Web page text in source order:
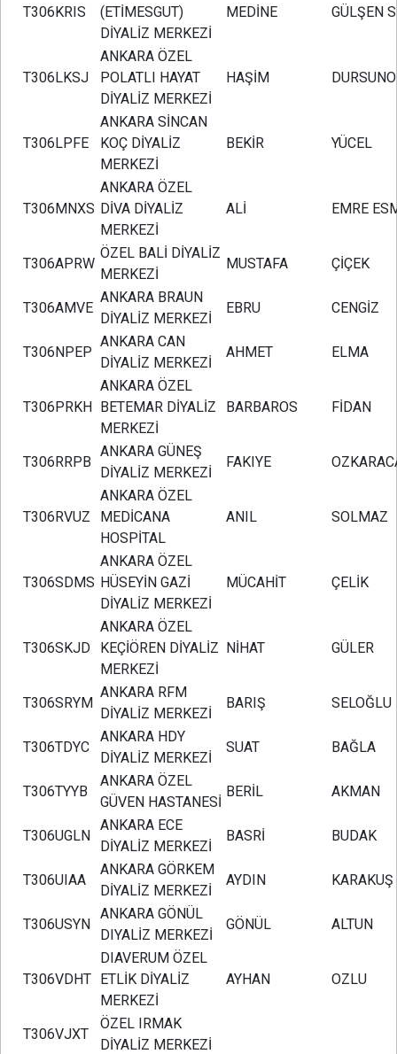
T306KRIS
(ETİMESGUT)
DİYALİZ MERKEZİ
MEDİNE GÜLŞEN
T306LKSJ
ANKARA ÖZEL
POLATLI HAYAT
DİYALİZ MERKEZİ
HAŞİM
T306LPFE
ANKARA SİNCAN
KOÇ DİYALİZ
MERKEZİ
BEKİR YÜCEL
T306MNXS
ANKARA ÖZEL
DİVA DİYALİZ
MERKEZİ
ALİ EMRE
T306APRW
ÖZEL BALİ DİYALİZ
MERKEZİ
MUSTAFA ÇİÇEK
T306AMVE
ANKARA BRAUN
DİYALİZ MERKEZİ
EBRU CENGİZ
T306NPEP
ANKARA CAN
DİYALİZ MERKEZİ
AHMET ELMA
T306PRKH
ANKARA ÖZEL
BETEMAR DİYALİZ
MERKEZİ
BARBAROS FİDAN
T306RRPB
ANKARA GÜNEŞ
DİYALİZ MERKEZİ
FAKIYE
T306RVUZ
ANKARA ÖZEL
MEDİCANA
HOSPİTAL
ANIL SOLMAZ
T306SDMS
ANKARA ÖZEL
HÜSEYİN GAZİ
DİYALİZ MERKEZİ
MÜCAHİT ÇELİK
T306SKJD
ANKARA ÖZEL
KEÇİÖREN DİYALİZ
MERKEZİ
NİHAT GÜLER
T306SRYM
ANKARA RFM
DİYALİZ MERKEZİ
BARIŞ SELOĞLU
T306TDYC
ANKARA HDY
DİYALİZ MERKEZİ
SUAT BAĞLA
T306TYYB
ANKARA ÖZEL
GÜVEN HASTANESİ
BERİL AKMAN
T306UGLN
ANKARA ECE
DİYALİZ MERKEZİ
BASRİ BUDAK
T306UIAA
ANKARA GÖRKEM
DİYALİZ MERKEZİ
AYDIN KARAKUŞ
T306USYN
ANKARA GÖNÜL
DIYALİZ MERKEZİ
GÖNÜL ALTUN
T306VDHT
DIAVERUM ÖZEL
ETLİK DİYALİZ
MERKEZİ
AYHAN OZLU
T306VJXT
ÖZEL IRMAK
DİYALİZ MERKEZİ